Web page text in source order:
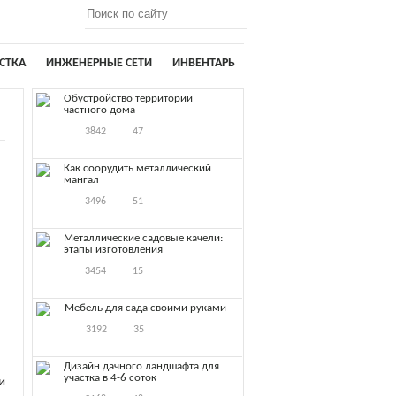
ИНЖЕНЕРНЫЕ СЕТИ ИНВЕНТАРЬ
Обустройство территории
частного дома
3842 47
Как соорудить металлический
мангал
3496 51
Металлические садовые качели:
этапы изготовления
3454 15
Мебель для сада своими руками
3192 35
Дизайн дачного ландшафта для
участка в 4-6 соток